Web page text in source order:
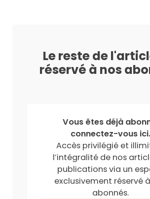
Le reste de
réservé à nos
Vous êtes déjà
connectez-vous ici.
Accès privilégié et
l’intégralité de nos
publications via un
exclusivement réservé
abonnés.